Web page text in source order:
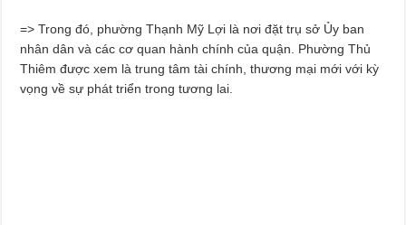
=> Trong đó, phường Thạnh Mỹ Lợi là nơi đặt trụ sở Ủy ban
nhân dân và các cơ quan hành chính của quận. Phường Thủ
Thiêm được xem là trung tâm tài chính, thương mại mới với kỳ
vọng về sự phát triển trong tương lai.